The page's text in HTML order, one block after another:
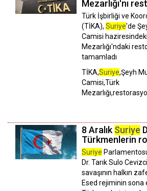
Mezarlığı'nı
Türk İşbirliği ve
(TİKA), Suriye'de
Camisi
Mezarlığı'ndaki
tamamladı
TİKA,Suriye,Şeyh
Camisi,Türk
8 Aralık Suriye
Türkmenlerin
Suriye
Dr. Tarık Sulo
savaşının halkın
Esed rejiminin sona